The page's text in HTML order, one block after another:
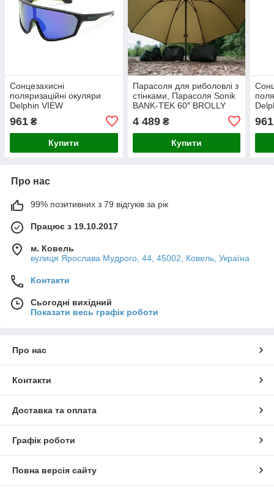
Сонцезахисні
поляризаційні окуляри
Delphin VIEW
961 ₴
Купити
Парасоля для риболовлі з
стінками, Парасоля Sonik
BANK-TEK 60″ BROLLY
4 489₴
Купити
961
Про нас
99% позитивних з 79 відгуків за рік
Працює з 19.10.2017
м. Ковель
вулиця Ярослава Мудрого, 44, 45002, Ковель, Україна
Контакти
Сьогодні вихідний
Показати весь графік роботи
Про нас
Контакти
Доставка та оплата
Графік роботи
Повна версія сайту